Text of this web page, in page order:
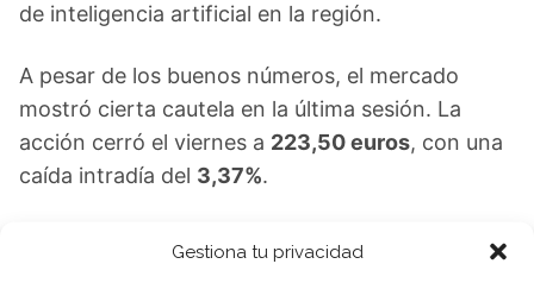
Gestiona tu privacidad
de inteligencia artificial en la región.
A pesar de los buenos números, el mercado
mostró cierta cautela en la última sesión. La
acción cerró el viernes a 223,50 euros, con una
caída intradía del 3,37%.